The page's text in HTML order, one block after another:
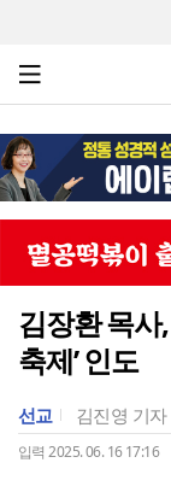
김장환 목사
축제’ 인도
선교 김진영 기자
입력 2025. 06. 16 17:16